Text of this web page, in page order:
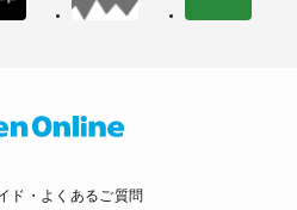
ド・よくあるご質問